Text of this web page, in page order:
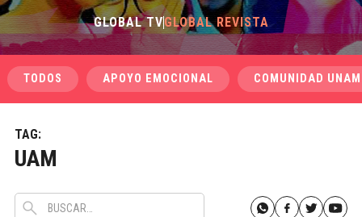
GLOBAL TVGLOBAL REVISTA
TODOS APOYO EMOCIONAL COMUNIDAD UNAM
TAG:
UAM